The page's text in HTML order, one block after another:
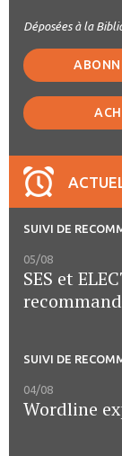
Déposées à la
SUIVI DE
05/08
SES et
SUIVI DE
04/08
Wordline